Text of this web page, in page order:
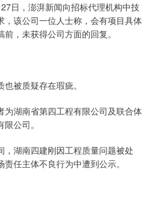
日，澎湃新闻向招标代理机构中技
，该公司一位人士称，会有项目具体
，未获得公司方面的回复。
被质疑存在瑕疵。
湖南省第四工程有限公司及联合体
公司。
湖南四建刚因工程质量问题被处
任主体不良行为中遭到公示。